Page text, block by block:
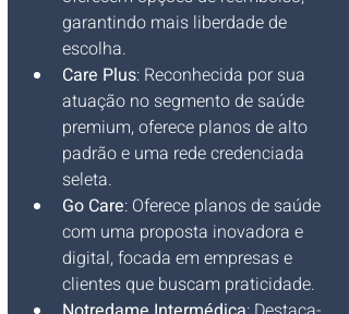
garantindo mais liberdade de
escolha.
Care Plus: Reconhecida por sua
atuação no segmento de saúde
premium, oferece planos de alto
padrão e uma rede credenciada
seleta.
Go Care: Oferece planos de saúde
com uma proposta inovadora e
digital, focada em empresas e
clientes que buscam praticidade.